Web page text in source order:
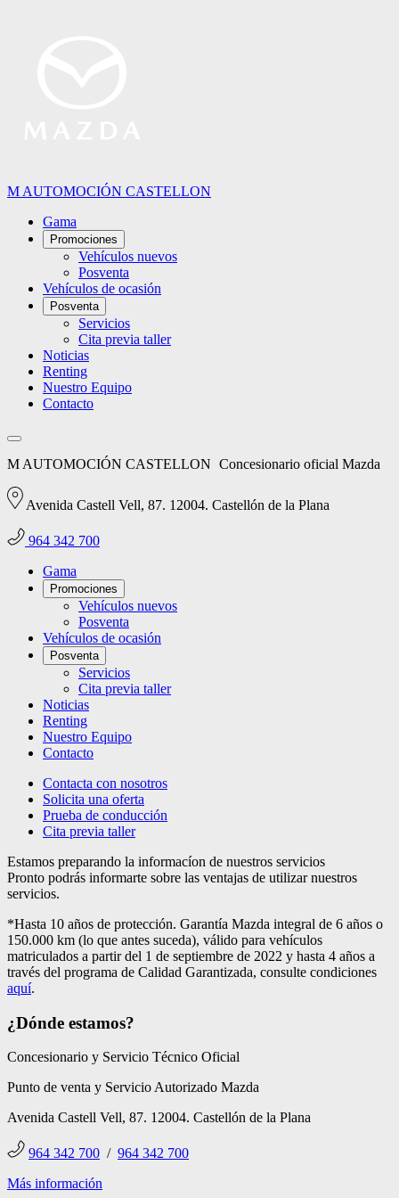
M AUTOMOCIÓN CASTELLON
Gama
Promociones
Vehículos nuevos
Posventa
Vehículos de ocasión
Posventa
Servicios
Cita previa taller
Noticias
Renting
Nuestro Equipo
Contacto
M AUTOMOCIÓN CASTELLON Concesionario oficial Mazda
Avenida Castell Vell, 87. 12004. Castellón de la Plana
964 342 700
Gama
Promociones
Vehículos nuevos
Posventa
Vehículos de ocasión
Posventa
Servicios
Cita previa taller
Noticias
Renting
Nuestro Equipo
Contacto
Contacta con nosotros
Solicita una oferta
Prueba de conducción
Cita previa taller
Estamos preparando la informacíon de nuestros servicios
Pronto podrás informarte sobre las ventajas de utilizar nuestros
servicios.
*Hasta 10 años de protección. Garantía Mazda integral de 6 años o
150.000 km (lo que antes suceda), válido para vehículos
matriculados a partir del 1 de septiembre de 2022 y hasta 4 años a
través del programa de Calidad Garantizada, consulte condiciones
aquí.
¿Dónde estamos?
Concesionario y Servicio Técnico Oficial
Punto de venta y Servicio Autorizado Mazda
Avenida Castell Vell, 87. 12004. Castellón de la Plana
964 342 700 / 964 342 700
Más información